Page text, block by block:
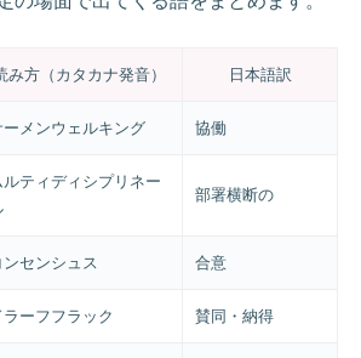
み方（カタカナ発音） 日本語訳
ーメンウェルキング 協働
ルティディシプリネー
部署横断の
ンセンシュス 合意
ラーフフラック 賛同・納得